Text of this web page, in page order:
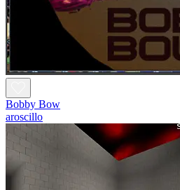
Bobby Bow
aroscillo